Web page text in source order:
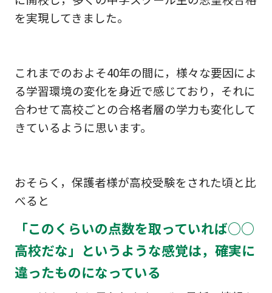
を実現してきました。
これまでのおよそ40年の間に，様々な要因によ
る学習環境の変化を身近で感じており，それに
合わせて高校ごとの合格者層の学力も変化して
きているように思います。
おそらく，保護者様が高校受験をされた頃と比
べると
「このくらいの点数を取っていれば○○
高校だな」というような感覚は，確実に
違ったものになっている